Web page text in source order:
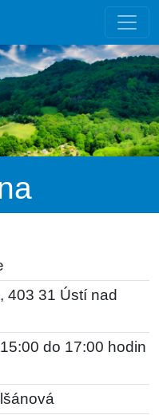
403 31 Ústí nad
do 17:00 hodin